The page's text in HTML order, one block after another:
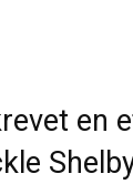
en